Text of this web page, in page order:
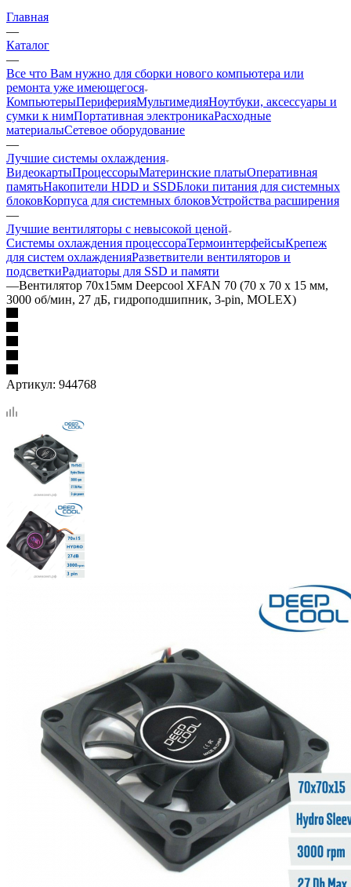
Главная
—
Каталог
—
Все что Вам нужно для сборки нового компьютера или
ремонта уже имеющегося
КомпьютерыПериферияМультимедияНоутбуки, аксессуары и
сумки к нимПортативная электроникаРасходные
материалыСетевое оборудование
—
Лучшие системы охлаждения
ВидеокартыПроцессорыМатеринские платыОперативная
памятьНакопители HDD и SSDБлоки питания для системных
блоковКорпуса для системных блоковУстройства расширения
—
Лучшие вентиляторы с невысокой ценой
Системы охлаждения процессораТермоинтерфейсыКрепеж
для систем охлажденияРазветвители вентиляторов и
подсветкиРадиаторы для SSD и памяти
—Вентилятор 70x15мм Deepcool XFAN 70 (70 х 70 х 15 мм,
3000 об/мин, 27 дБ, гидроподшипник, 3-pin, MOLEX)
Артикул: 944768